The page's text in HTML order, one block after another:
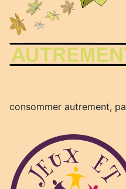
consommer autrement,